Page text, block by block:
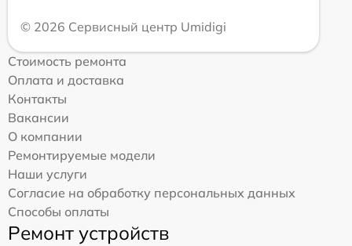
© 2026 Сервисный центр Umidigi
Стоимость ремонта
Оплата и доставка
Контакты
Вакансии
О компании
Ремонтируемые модели
Наши услуги
Согласие на обработку персональных данных
Способы оплаты
Ремонт устройств